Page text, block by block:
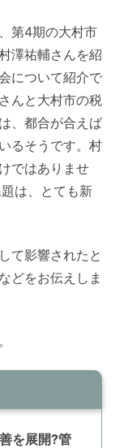
第4期の大村市
澤祐輔さんを紹
について紹介で
んと大村市の税
、都合が合えば
るそうです。村
ではありませ
は、とても新
て影響されたと
どをお伝えしま
を展開?管